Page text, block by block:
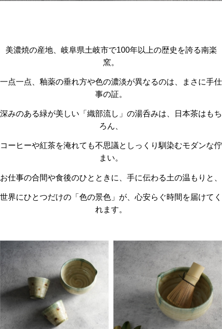
美濃焼の産地、岐阜県土岐市で100年以上の歴史を誇る南楽
窯。
一点一点、釉薬の垂れ方や色の濃淡が異なるのは、まさに手仕
事の証。
深みのある緑が美しい「織部流し」の湯呑みは、日本茶はもち
ろん、
コーヒーや紅茶を淹れても不思議としっくり馴染むモダンな佇
まい。
お仕事の合間や食後のひとときに、手に伝わる土の温もりと、
世界にひとつだけの「色の景色」が、心安らぐ時間を届けてく
れます。